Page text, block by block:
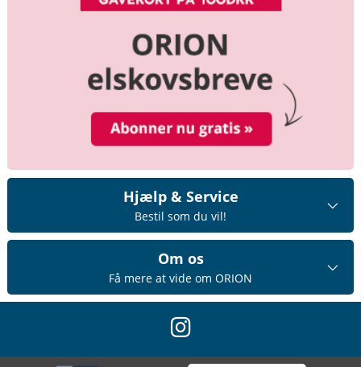
Hjælp & Service
Bestil som du vil!
Om os
Få mere at vide om ORION
instagram